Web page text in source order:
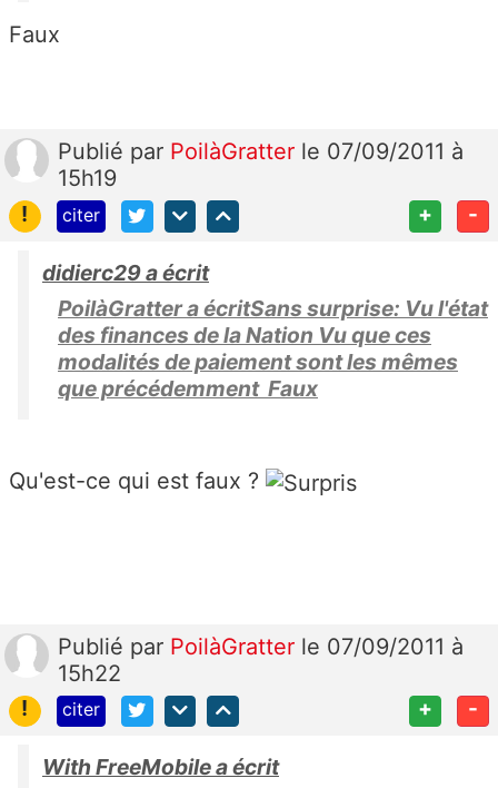
Faux
Publié par PoilàGratter le 07/09/2011 à
15h19
!
citer + -
didierc29 a écrit
PoilàGratter a écritSans surprise: Vu l'état
des finances de la Nation Vu que ces
modalités de paiement sont les mêmes
que précédemment Faux
Qu'est-ce qui est faux ?
Publié par PoilàGratter le 07/09/2011 à
15h22
!
citer + -
With FreeMobile a écrit